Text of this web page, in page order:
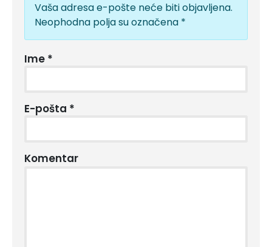
Vaša adresa e-pošte neće biti objavljena.
Neophodna polja su označena *
Ime *
E-pošta *
Komentar